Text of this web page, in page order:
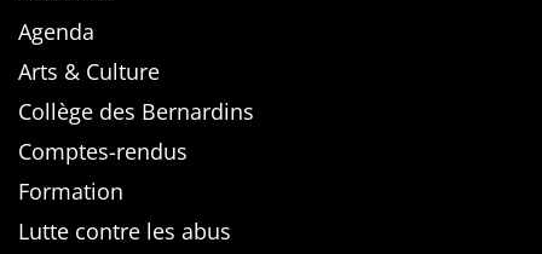
Agenda
Arts & Culture
Collège des Bernardins
Comptes-rendus
Formation
Lutte contre les abus